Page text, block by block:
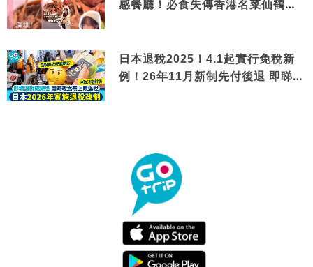
感餐廳！必食失傳香港名菜仙鶴神
日本退稅2025！4.1起實行免稅新
例！26年11月新制先付後退 即睇步